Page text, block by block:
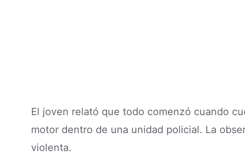
El joven relató que todo comenzó cuando
motor dentro de una unidad policial. La
violenta.